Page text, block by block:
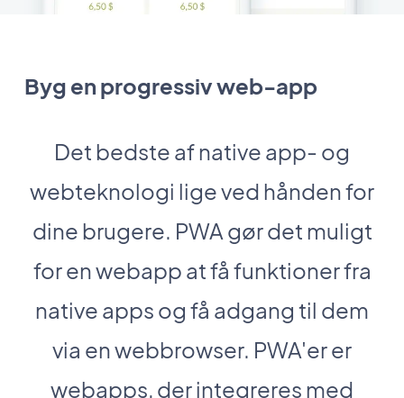
Byg en progressiv web-app
Det bedste af native app- og
webteknologi lige ved hånden for
dine brugere. PWA gør det muligt
for en webapp at få funktioner fra
native apps og få adgang til dem
via en webbrowser. PWA'er er
webapps, der integreres med